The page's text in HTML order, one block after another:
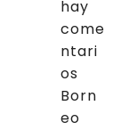
hay
come
ntari
os
Born
eo